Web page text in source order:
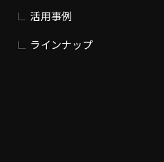
活用事例
ラインナップ